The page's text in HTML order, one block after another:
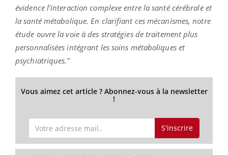
évidence l’interaction complexe entre la santé cérébrale et
la santé métabolique. En clarifiant ces mécanismes, notre
étude ouvre la voie à des stratégies de traitement plus
personnalisées intégrant les soins métaboliques et
psychiatriques."
Vous aimez cet article ? Abonnez-vous à la newsletter
!
S'inscrire